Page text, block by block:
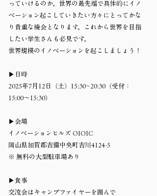
っていけるのか。世界の最先端で具体的にイノ
ベーション起こしていきたい方々にとってかな
り貴重な機会となります。これから世界を目指
したい学生さんも必見です。
世界規模のイノベーションを起こしましょう！
▶日時
2025年7月12日（土）15:30~20:30（受付：
15:00～15:30）
▶会場
イノベーションヒルズ OIOIC
岡山県加賀郡吉備中央町吉川4124-5
※ 無料の大型駐車場あり
▶食事
交流会はキャンプファイヤーを囲んで